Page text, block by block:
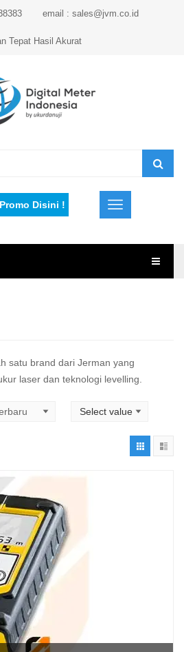
email : sales@jvm.co.id
Tepat Hasil Akurat
Disini !
satu brand dari Jerman yang
laser dan teknologi levelling.